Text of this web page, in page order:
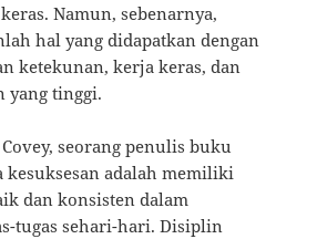
Namun, sebenarnya,
hal yang didapatkan dengan
ketekunan, kerja keras, dan
yang tinggi.
seorang penulis buku
kesuksesan adalah memiliki
dan konsisten dalam
tugas sehari-hari. Disiplin